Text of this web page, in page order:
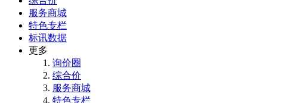
服务商城
特色专栏
标讯数据
更多
询价圈
综合价
服务商城
特色专栏